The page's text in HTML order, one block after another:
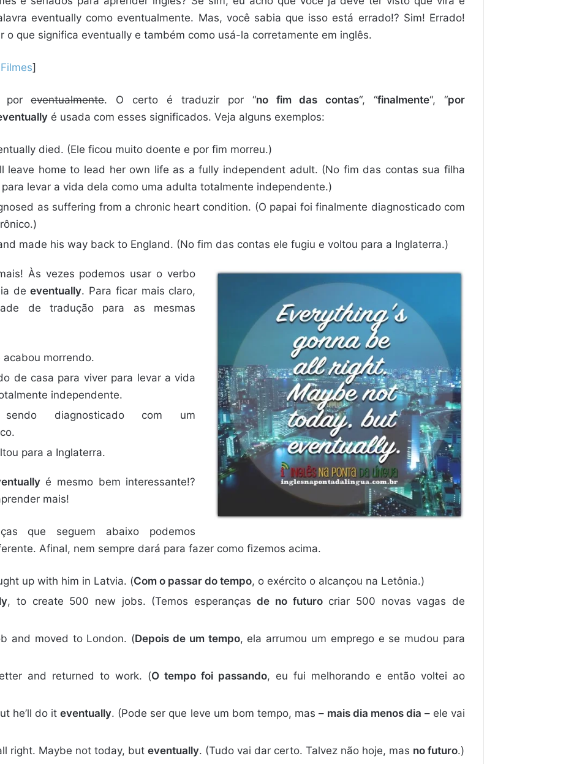
eventually como eventualmente. Mas, você sabia que isso está errado!? Sim! Errado!
o que significa eventually e também como usá-la corretamente em inglês.
]
eventualmente. O certo é traduzir por “no fim das contas“, “finalmente“, “por
é usada com esses significados. Veja alguns exemplos:
died. (Ele ficou muito doente e por fim morreu.)
leave home to lead her own life as a fully independent adult. (No fim das contas sua filha
levar a vida dela como uma adulta totalmente independente.)
as suffering from a chronic heart condition. (O papai foi finalmente diagnosticado com
made his way back to England. (No fim das contas ele fugiu e voltou para a Inglaterra.)
Às vezes podemos usar o verbo
deeventually. Para ficar mais claro,
de tradução para as mesmas
morrendo.
de casa para viver para levar a vida
independente.
diagnosticado com um
para a Inglaterra.
é mesmo bem interessante!?
mais!
que seguem abaixo podemos
Afinal, nem sempre dará para fazer como fizemos acima.
up with him in Latvia. (Com o passar do tempo, o exército o alcançou na Letônia.)
, to create 500 new jobs. (Temos esperançasde no futurocriar 500 novas vagas de
and moved to London. (Depois de um tempo, ela arrumou um emprego e se mudou para
and returned to work. (O tempo foi passando, eu fui melhorando e então voltei ao
he’ll do iteventually. (Pode ser que leve um bom tempo, mas – mais dia menos dia – ele vai
right. Maybe not today, but eventually. (Tudo vai dar certo. Talvez não hoje, mas no futuro.)